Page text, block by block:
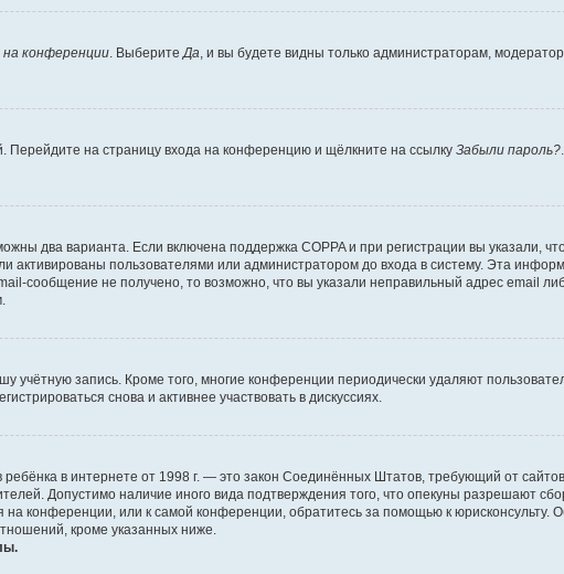
конференции . Выберите Да , и вы будете видны только администраторам,
Перейдите на страницу входа на конференцию и щёлкните на ссылку Забыли пароль?
два варианта. Если включена поддержка COPPA и при регистрации вы указали,
пользователями или администратором до входа в систему. Эта
сообщение не получено, то возможно, что вы указали неправильный адрес email
учётную запись. Кроме того, многие конференции периодически удаляют
снова и активнее участвовать в дискуссиях.
в интернете от 1998 г. — это закон Соединённых Штатов, требующий от
Допустимо наличие иного вида подтверждения того, что опекуны разрешают
конференции, или к самой конференции, обратитесь за помощью к юрисконсульту.
кроме указанных ниже.